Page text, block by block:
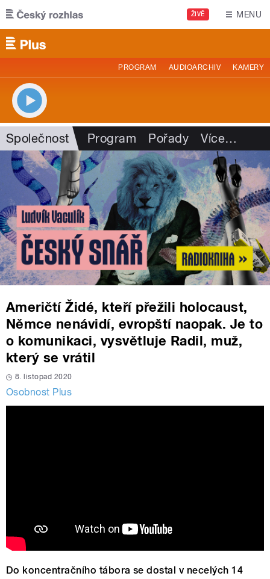
Přejít k hlavnímu obsahu
ŽIVĚ MENU
PROGRAM AUDIOARCHIV KAMERY
Společnost Program Pořady Více…
Američtí Židé, kteří přežili holocaust,
Němce nenávidí, evropští naopak. Je to
o komunikaci, vysvětluje Radil, muž,
který se vrátil
8. listopad 2020
Osobnost Plus
Do koncentračního tábora se dostal v necelých 14